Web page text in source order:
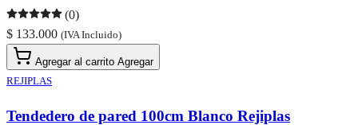
(0)
$ 133.000 (IVA Incluido)
Agregar al carrito Agregar
REJIPLAS
Tendedero de pared 100cm Blanco Rejiplas